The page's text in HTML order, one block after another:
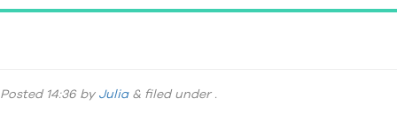
Posted 14:36 by Julia & filed under .